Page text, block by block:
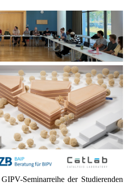
Seminarreihe der Studierenden